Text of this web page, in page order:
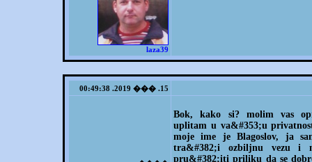
laza39
15. ��� 2019. 00:49:38
Bok, kako si? molim vas
uplitam u va&#353;u
moje ime je Blagoslov, ja
tra&#382;i ozbiljnu vezu i
pru&#382;iti priliku da se